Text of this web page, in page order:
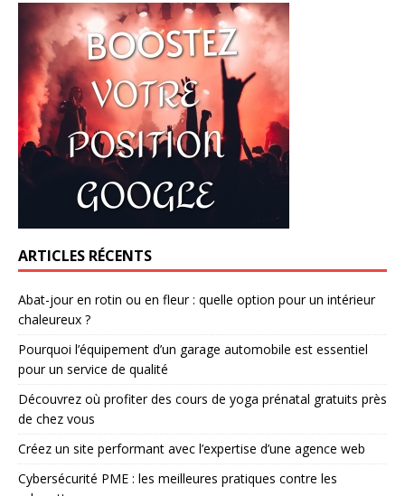
ARTICLES RÉCENTS
Abat-jour en rotin ou en fleur : quelle option pour un intérieur
chaleureux ?
Pourquoi l’équipement d’un garage automobile est essentiel
pour un service de qualité
Découvrez où profiter des cours de yoga prénatal gratuits près
de chez vous
Créez un site performant avec l’expertise d’une agence web
Cybersécurité PME : les meilleures pratiques contre les